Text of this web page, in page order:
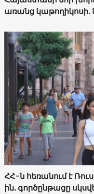
առանց կաթողիկոսի.
ՀՀ-ն հեռանում է
ին. գործընթացը